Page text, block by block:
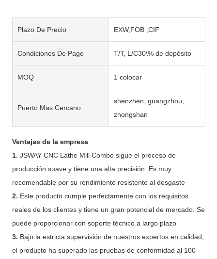
Plazo De Precio EXW,FOB ,CIF
Condiciones De Pago T/T, L/C30\% de depósito
MOQ 1 colocar
Puerto Mas Cercano
shenzhen, guangzhou,
zhongshan
Ventajas de la empresa
1. JSWAY CNC Lathe Mill Combo sigue el proceso de
producción suave y tiene una alta precisión. Es muy
recomendable por su rendimiento resistente al desgaste
2. Este producto cumple perfectamente con los requisitos
reales de los clientes y tiene un gran potencial de mercado. Se
puede proporcionar con soporte técnico a largo plazo
3. Bajo la estricta supervisión de nuestros expertos en calidad,
el producto ha superado las pruebas de conformidad al 100